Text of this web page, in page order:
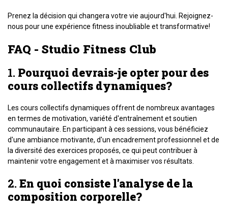
Prenez la décision qui changera votre vie aujourd'hui. Rejoignez-
nous pour une expérience fitness inoubliable et transformative!
FAQ - Studio Fitness Club
1. Pourquoi devrais-je opter pour des
cours collectifs dynamiques?
Les cours collectifs dynamiques offrent de nombreux avantages
en termes de motivation, variété d'entraînement et soutien
communautaire. En participant à ces sessions, vous bénéficiez
d'une ambiance motivante, d'un encadrement professionnel et de
la diversité des exercices proposés, ce qui peut contribuer à
maintenir votre engagement et à maximiser vos résultats.
2. En quoi consiste l'analyse de la
composition corporelle?